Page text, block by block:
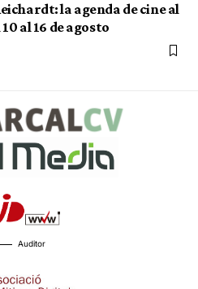
la agenda de cine al
al 16 de agosto
Auditor